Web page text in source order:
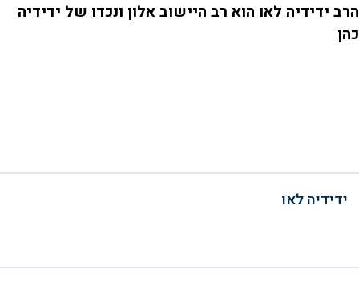
הרב ידידיה לאו הוא רב היישוב אלון ונכדו של ידידיה
כהן
ידידיה לאו